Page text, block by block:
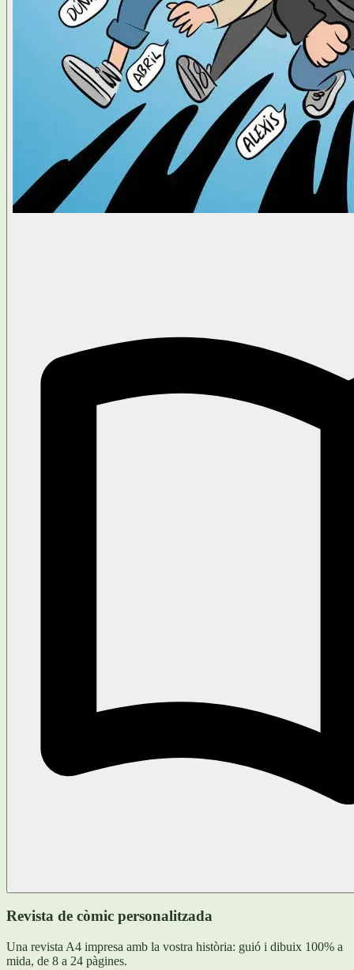
Revista de còmic personalitzada
Una revista A4 impresa amb la vostra història: guió i dibuix 100% a
mida, de 8 a 24 pàgines.